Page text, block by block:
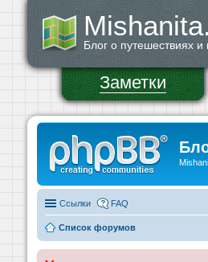
Mishanita.
Блог о путешествиях и
Заметки
Ссылки FAQ
Список форумов